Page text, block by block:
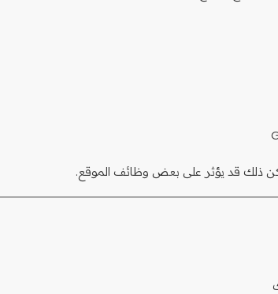
ذلك قد يؤثر على بعض وظائف الموقع.